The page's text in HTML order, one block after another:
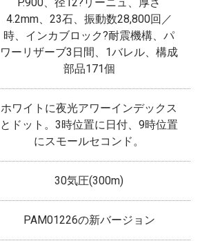
P.900、径12?リーニュ、厚さ
4.2mm、23石、振動数28,800回／
時、インカブロック?耐震機構、パ
ワーリザーブ3日間、1バレル、構成
部品171個
ホワイトに夜光アワーインデックス
とドット。3時位置に日付、9時位置
にスモールセコンド。
30気圧(300m)
PAM01226の新バージョン